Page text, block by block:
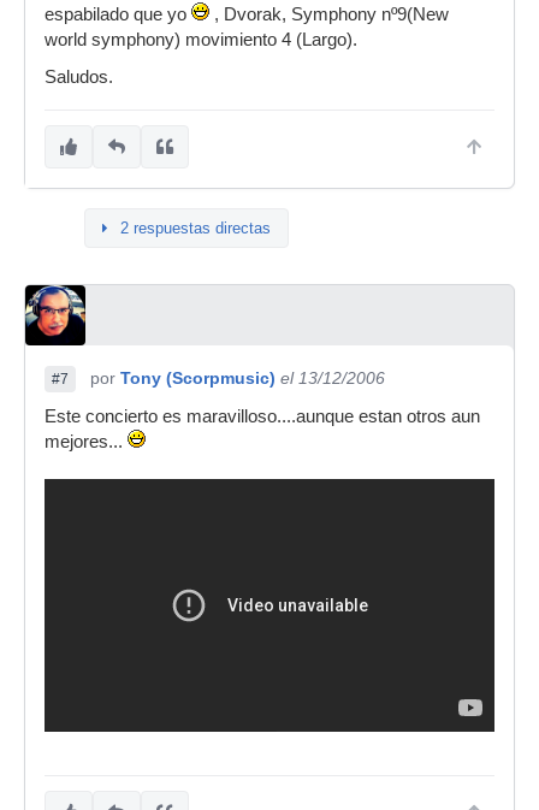
espabilado que yo
, Dvorak, Symphony nº9(New
world symphony) movimiento 4 (Largo).
Saludos.
2 respuestas directas
#7 por Tony (Scorpmusic) el 13/12/2006
Este concierto es maravilloso....aunque estan otros aun
mejores...